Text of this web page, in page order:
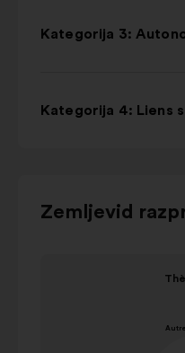
Kategorija 3:
Kategorija 4: Liens
Zemljevid
Za